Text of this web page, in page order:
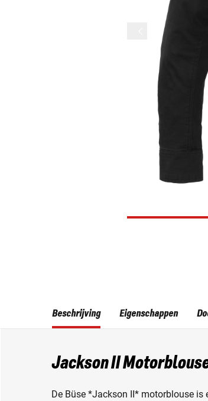
Beschrijving
Jackson II
De Büse *Jackson II* motorblouse
Eigenschappen